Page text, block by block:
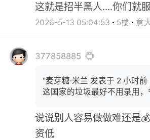
这就是招半黑人....你们就
2026-5-13 05:04:53 5楼 意
377858885
"麦芽糖·米兰 发表于 2 小时前
这国家的垃圾最好不用录用
说说别人容易做做难还是
资低